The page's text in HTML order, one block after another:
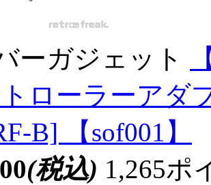
ーガジェット
ローラーアダ
B] 【sof001】
(税込) 1,265ポ